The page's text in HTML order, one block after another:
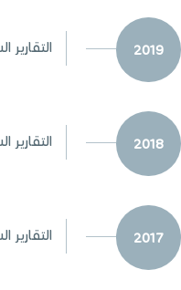
2019 التقارير
2018 التقارير
2017 التقارير